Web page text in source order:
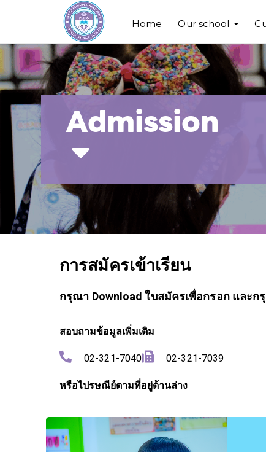
Home Our school
Admission
การสมัครเข้าเรียน
กรุณา Download ใบสมัครเพื่อกรอก และก
สอบถามข้อมูลเพิ่มเติม
02-321-7040 02-321-7039
หรือไปรษณีย์ตามที่อยู่ด้านล่าง